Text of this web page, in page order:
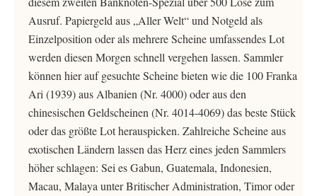
Ausruf. Papiergeld aus „Aller Welt“ und Notgeld als
Einzelposition oder als mehrere Scheine umfassendes Lot
werden diesen Morgen schnell vergehen lassen. Sammler
können hier auf gesuchte Scheine bieten wie die 100 Franka
Ari (1939) aus Albanien (Nr. 4000) oder aus den
chinesischen Geldscheinen (Nr. 4014-4069) das beste Stück
oder das größte Lot herauspicken. Zahlreiche Scheine aus
exotischen Ländern lassen das Herz eines jeden Sammlers
höher schlagen: Sei es Gabun, Guatemala, Indonesien,
Macau, Malaya unter Britischer Administration, Timor oder